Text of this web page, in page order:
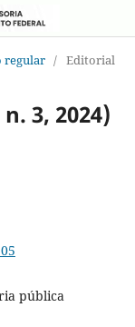
regular / Editorial
3, 2024)
pública